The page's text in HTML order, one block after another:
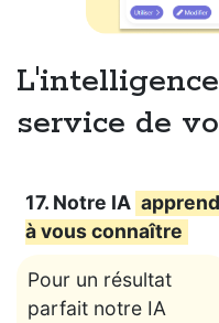
service de
17. Notre IA apprend
à vous connaître
Pour un résultat
parfait notre IA